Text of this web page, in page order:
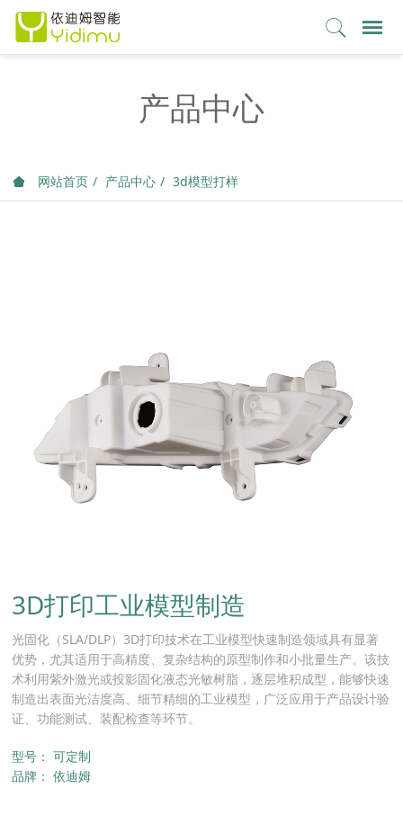
产品中心
网站首页 产品中心 3d模型打样
3D打印工业模型制造
光固化（SLA/DLP）3D打印​技术在工业模型快速制造领域具有显著
优势，尤其适用于高精度、复杂结构的原型制作和小批量生产。该技
术利用紫外激光或投影固化液态光敏树脂，逐层堆积成型，能够快速
制造出表面光洁度高、细节精细的工业模型，广泛应用于产品设计验
证、功能测试、装配检查等环节。
型号： 可定制
品牌： 依迪姆